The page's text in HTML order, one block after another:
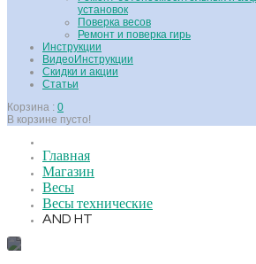
установок
Поверка весов
Ремонт и поверка гирь
Инструкции
ВидеоИнструкции
Скидки и акции
Статьи
Корзина : 0
В корзине пусто!
Главная
Магазин
Весы
Весы технические
AND HT